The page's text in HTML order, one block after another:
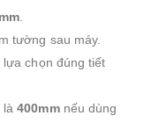
tường sau máy.
lựa chọn đúng tiết
là400mmnếu dùng